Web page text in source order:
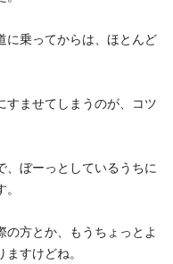
に乗ってからは、ほとんど
すませてしまうのが、コツ
、ぼーっとしているうちに
方とか、もうちょっとよ
すけどね。